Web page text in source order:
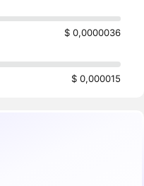
$ 0,0000036
$ 0,000015